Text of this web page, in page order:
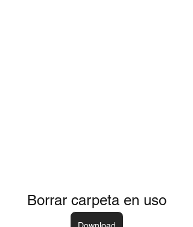
Borrar carpeta en uso
Download